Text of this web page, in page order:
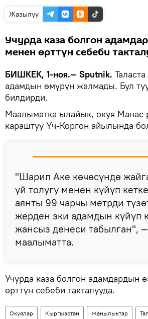
Жазылуу
Учурда каза болгон
менен өрттүн себеби
БИШКЕК, 1-ноя.— Sputnik.
адамдын өмүрүн жалмады. Бул
билдирди.
Маалыматка ылайык, окуя Манас
караштуу Үч-Коргон айылында
"Шарип Аке көчөсүндө
үй толугу менен күйүп
аянты 99 чарчы метрди
жерден эки адамдын күйүп
жансыз денеси табылган",
маалыматта.
Учурда каза болгон адамдардын
өрттүн себеби такталууда.
Окуялар Кыргызстан Жаңылыктар